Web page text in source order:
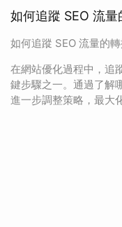
如何追蹤 SEO 流
如何追蹤 SEO 流量的
在網站優化過程中，追
鍵步驟之一。通過了解
進一步調整策略，最大